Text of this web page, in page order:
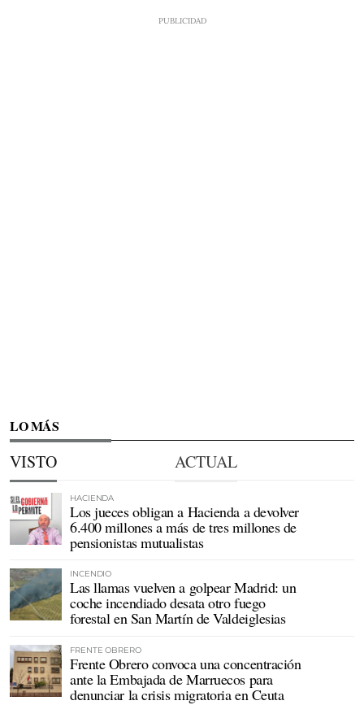
LO MÁS
VISTO ACTUAL
HACIENDA
Los jueces obligan a Hacienda a devolver
6.400 millones a más de tres millones de
pensionistas mutualistas
INCENDIO
Las llamas vuelven a golpear Madrid: un
coche incendiado desata otro fuego
forestal en San Martín de Valdeiglesias
FRENTE OBRERO
Frente Obrero convoca una concentración
ante la Embajada de Marruecos para
denunciar la crisis migratoria en Ceuta